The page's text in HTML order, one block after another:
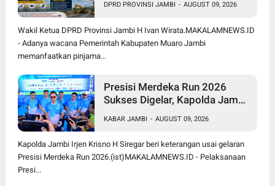
Pembangunan
DPRD PROVINSI JAMBI - AUGUST 09, 2026
Wakil Ketua DPRD Provinsi Jambi H Ivan Wirata.MAKALAMNEWS.ID
- Adanya wacana Pemerintah Kabupaten Muaro Jambi
memanfaatkan pinjama...
Presisi Merdeka Run 2026
Sukses Digelar, Kapolda Jambi
KABAR JAMBI - AUGUST 09, 2026
Kapolda Jambi Irjen Krisno H Siregar beri keterangan usai gelaran
Presisi Merdeka Run 2026.(ist)MAKALAMNEWS.ID - Pelaksanaan
Presi...